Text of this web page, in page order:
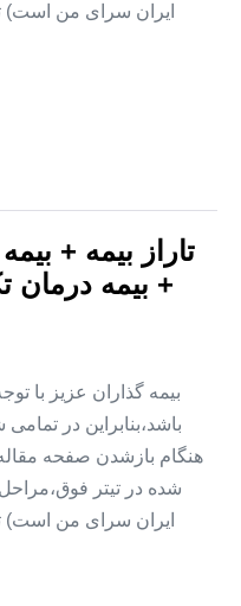
ایران سرای من است)
تاراز بیمه +
+ بیمه درمان
بیمه گذاران عزیز با
باشد،بنابراین در
هنگام بازشدن صفحه
شده در تیتر فوق،مراحل
ایران سرای من است)